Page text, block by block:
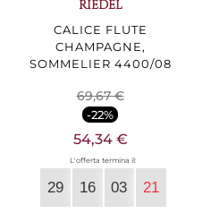
RIEDEL
CALICE FLUTE
CHAMPAGNE,
SOMMELIER 4400/08
69,67 €
-22%
54,34 €
L'offerta termina il:
29 16 03 20